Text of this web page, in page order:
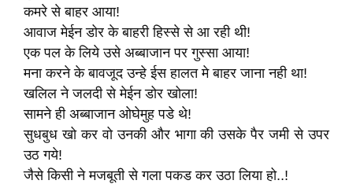
कमरे से बाहर आया!
आवाज मेईन डोर के बाहरी हिस्से से आ रही थी!
एक पल के लिये उसे अब्बाजान पर गुस्सा आया!
मना करने के बावजूद उन्हे ईस हालत मे बाहर जाना नही था!
खलिल ने जलदी से मेईन डोर खोला!
सामने ही अब्बाजान ओघेमुह पडे थे!
सुधबुध खो कर वो उनकी और भागा की उसके पैर जमी से उपर
उठ गये!
जैसे किसी ने मजबूती से गला पकड कर उठा लिया हो..!